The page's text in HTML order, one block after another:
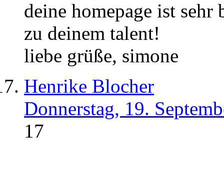
deine homepage ist
zu deinem talent!
liebe grüße, simone
Henrike Blocher
Donnerstag, 19.
17